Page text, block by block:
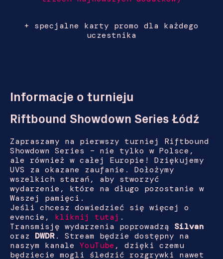
+ specjalne karty promo dla każdego
uczestnika
Informacje o turnieju
Riftbound Showdown Series Łódź
Zapraszamy na pierwszy turniej Riftbound
Showdown Series – nie tylko w Polsce,
ale również w całej Europie! Dziękujemy
UVS za okazane zaufanie. Dołożymy
wszelkich starań, aby stworzyć
wydarzenie, które na długo pozostanie w
Waszej pamięci.
Jeśli chcesz dowiedzieć się więcej o
evencie,
kliknij tutaj .
Transmisję wydarzenia poprowadzą Silvan
oraz DWDR. Stream będzie dostępny na
naszym kanale YouTube , dzięki czemu
będziecie mogli śledzić rozgrywki nawet